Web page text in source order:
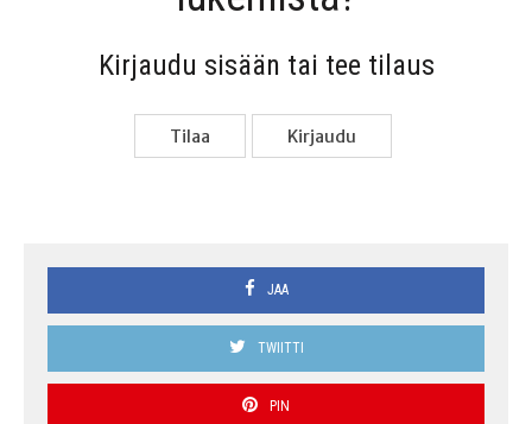
Kir­jau­du sisään tai tee tilaus
Tilaa Kir­jau­du
JAA
TWIITTI
PIN